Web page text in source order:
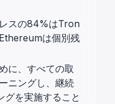
スの84%はTron
は個別残
に、すべての取
ニングし、継続
を実施すること